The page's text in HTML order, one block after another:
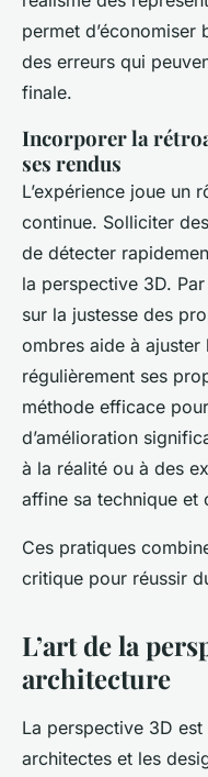
permet d’économiser
des erreurs qui
finale.
Incorporer la
ses rendus
L’expérience joue un
continue. Solliciter
de détecter
la perspective 3D.
sur la justesse des
ombres aide à ajuster
régulièrement ses
méthode efficace
d’amélioration
à la réalité ou à des
affine sa technique et
Ces pratiques
critique pour réussir
L’art de la
architecture
La perspective 3D
architectes et les